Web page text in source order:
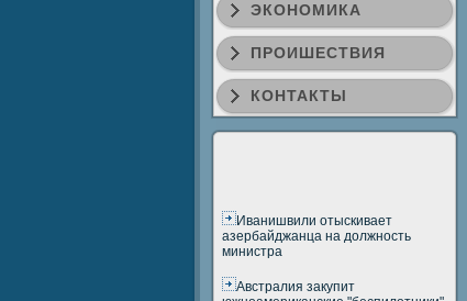
ЭКОНОМИКА
ПРОИШЕСТВИЯ
КОНТАКТЫ
Иванишвили отыскивает
азербайджанца на должность
министра
Австралия закупит